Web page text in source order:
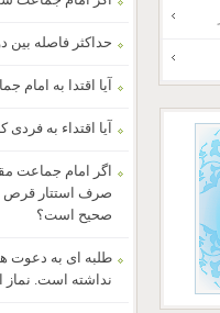
حداکثر فاصله
آیا اقتدا به
آیا اقتداء به
اگر امام جماعت
صرف استتار قرص
صحیح است؟
طلبه ای به دعوت
نداشته است. نماز